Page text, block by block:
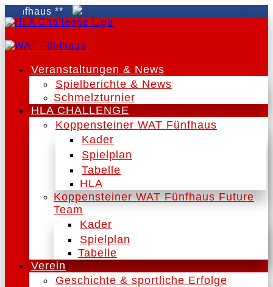
**
Veranstaltungen & News
Spielberichte & News
Schmelzturnier
HLA CHALLENGE
Koppensteiner WAT Fünfhaus
Kader
Spielplan
Tabelle
HLA
Koppensteiner WAT Fünfhaus Future
Team
Kader
Spielplan
Tabelle
Verein
Geschichte & sportliche Erfolge